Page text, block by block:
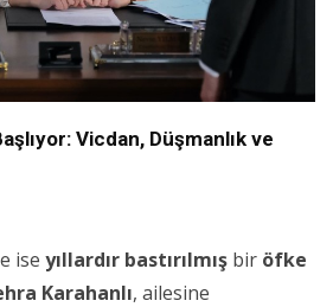
Vicdan, Düşmanlık ve
ise yıllardır bastırılmış bir öfke
Karahanlı, ailesine